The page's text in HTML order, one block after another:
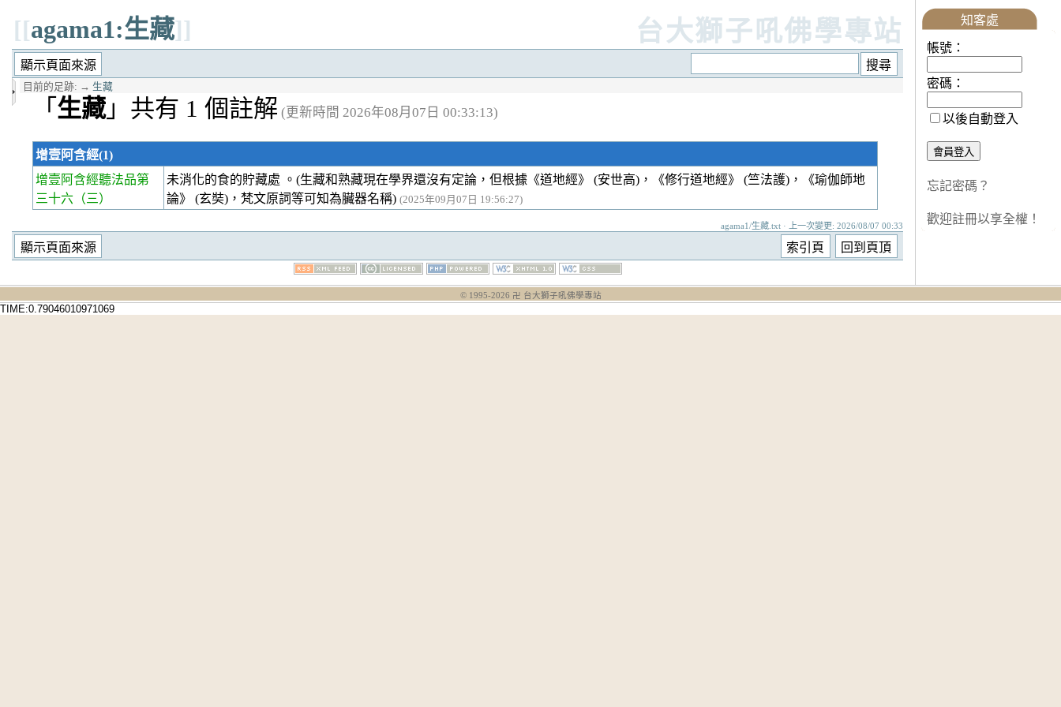
[[agama1:生藏]] 台大獅子吼佛學專站
目前的足跡: → 生藏
「 生藏」共有 1 個註解 (更新時間 2026年08月07日 00:33:13)
增壹阿含經(1)
增壹阿含經聽法品第
三十六 （三）
未消化的食的貯藏處 。(生藏和熟藏現在學界還沒有定論，但根據《道地經》 (安世高)，《修行道地經》 (竺法護)，《瑜伽師地
論》 (玄奘)，梵文原詞等可知為臟器名稱) (2025年09月07日 19:56:27)
agama1/生藏.txt · 上一次變更: 2026/08/07 00:33
知客處
帳號：
密碼：
以後自動登入
忘記密碼？
歡迎註冊以享全權！
© 1995-2026 卍 台大獅子吼佛學專站
TIME:0.79046010971069